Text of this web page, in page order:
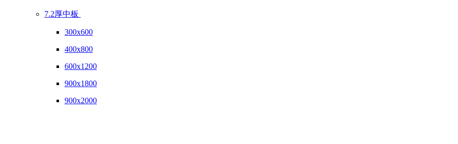
7.2厚中板
300x600
400x800
600x1200
900x1800
900x2000